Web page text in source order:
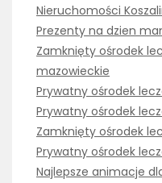
Nieruchomości
Prezenty na dzien
Zamknięty ośrodek
mazowieckie
Prywatny ośrodek
Prywatny ośrodek
Zamknięty ośrodek
Prywatny ośrodek
Najlepsze animacje